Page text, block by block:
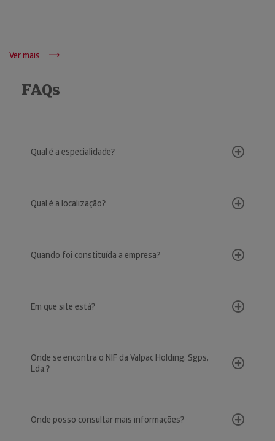
Ver mais
FAQs
Qual é a especialidade?
Qual é a localização?
Quando foi constituída a empresa?
Em que site está?
Onde se encontra o NIF da Valpac Holding, Sgps,
Lda.?
Onde posso consultar mais informações?